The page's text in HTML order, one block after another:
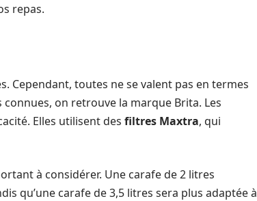
repas.
Cependant, toutes ne se valent pas en termes
on retrouve la marque Brita. Les
Elles utilisent des filtres Maxtra, qui
à considérer. Une carafe de 2 litres
qu’une carafe de 3,5 litres sera plus adaptée à